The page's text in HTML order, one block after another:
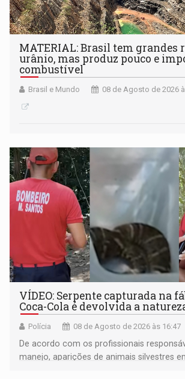
MATERIAL: Brasil tem grandes
urânio, mas produz pouco e
combustível
Brasil e Mundo 08 de Agosto de 2026
VÍDEO: Serpente capturada na
Coca-Cola é devolvida a
Polícia 08 de Agosto de 2026 às 16:47
De acordo com os profissionais
manejo, aparições de animais silvestres